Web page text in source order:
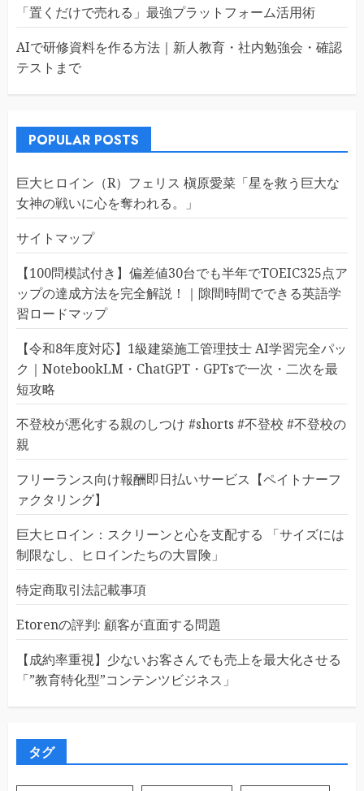
「置くだけで売れる」最強プラットフォーム活用術
AIで研修資料を作る方法｜新人教育・社内勉強会・確認
テストまで
POPULAR POSTS
巨大ヒロイン（R）フェリス 槇原愛菜「星を救う巨大な
女神の戦いに心を奪われる。」
サイトマップ
【100問模試付き】偏差値30台でも半年でTOEIC325点ア
ップの達成方法を完全解説！｜隙間時間でできる英語学
習ロードマップ
【令和8年度対応】1級建築施工管理技士 AI学習完全パッ
ク｜NotebookLM・ChatGPT・GPTsで一次・二次を最
短攻略
不登校が悪化する親のしつけ #shorts #不登校 #不登校の
親
フリーランス向け報酬即日払いサービス【ペイトナーフ
ァクタリング】
巨大ヒロイン：スクリーンと心を支配する 「サイズには
制限なし、ヒロインたちの大冒険」
特定商取引法記載事項
Etorenの評判: 顧客が直面する問題
【成約率重視】少ないお客さんでも売上を最大化させる
「”教育特化型”コンテンツビジネス」
タグ